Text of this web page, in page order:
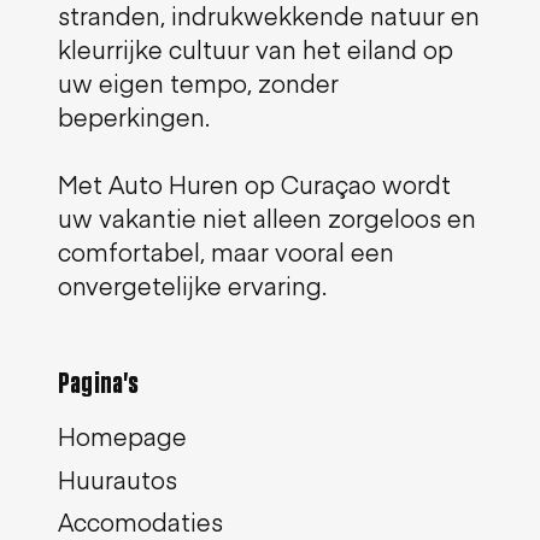
stranden, indrukwekkende natuur en
kleurrijke cultuur van het eiland op
uw eigen tempo, zonder
beperkingen.
Met Auto Huren op Curaçao wordt
uw vakantie niet alleen zorgeloos en
comfortabel, maar vooral een
onvergetelijke ervaring.
Pagina's
Homepage
Huurautos
Accomodaties